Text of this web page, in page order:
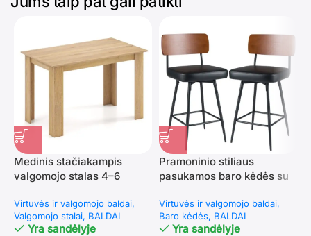
Medinis stačiakampis
valgomojo stalas 4–6
Virtuvės ir valgomojo baldai
Valgomojo stalai BALDAI
Yra sandėlyje
Pramoninio stiliaus
pasukamos baro kėdės su
(Juoda)
Virtuvės ir valgomojo baldai
Baro kėdės BALDAI
Yra sandėlyje